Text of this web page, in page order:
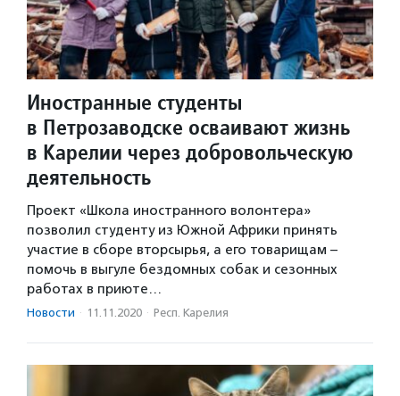
Иностранные студенты
в Петрозаводске осваивают жизнь
в Карелии через добровольческую
деятельность
Проект «Школа иностранного волонтера»
позволил студенту из Южной Африки принять
участие в сборе вторсырья, а его товарищам –
помочь в выгуле бездомных собак и сезонных
работах в приюте…
Новости · 11.11.2020 · Респ. Карелия